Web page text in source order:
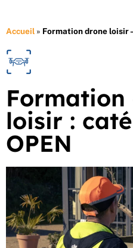
Accueil » Formation drone loisir
Formation
loisir :
OPEN